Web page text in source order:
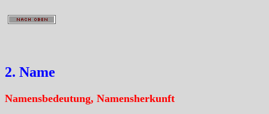
2. Name
Namensbedeutung, Namensherkunft